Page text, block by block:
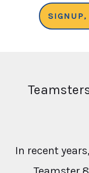
In recent